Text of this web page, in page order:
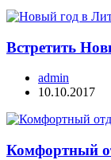
Встретить
admin
10.10.2017
Комфортный